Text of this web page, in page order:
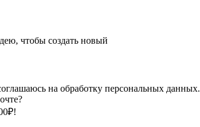
чтобы создать новый
на обработку персональных данных.